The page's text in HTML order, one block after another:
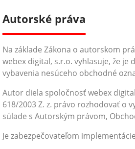
Autorské práva
Na základe Zákona o autorskom
webex digital, s.r.o. vyhlasuje, že
vybavenia nesúceho obchodné
Autor diela spoločnosť webex
618/2003 Z. z. právo rozhodovať o
súlade s Autorským právom,
Je zabezpečovateľom